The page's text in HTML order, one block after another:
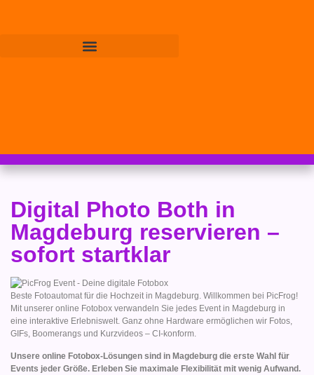
Digital Photo Both in
Magdeburg reservieren –
sofort startklar
Beste Fotoautomat für die Hochzeit in Magdeburg. Willkommen bei PicFrog!
Mit unserer online Fotobox verwandeln Sie jedes Event in Magdeburg in
eine interaktive Erlebniswelt. Ganz ohne Hardware ermöglichen wir Fotos,
GIFs, Boomerangs und Kurzvideos – CI-konform.
Unsere online Fotobox-Lösungen sind in Magdeburg die erste Wahl für
Events jeder Größe. Erleben Sie maximale Flexibilität mit wenig Aufwand.